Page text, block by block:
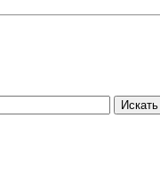
Искать